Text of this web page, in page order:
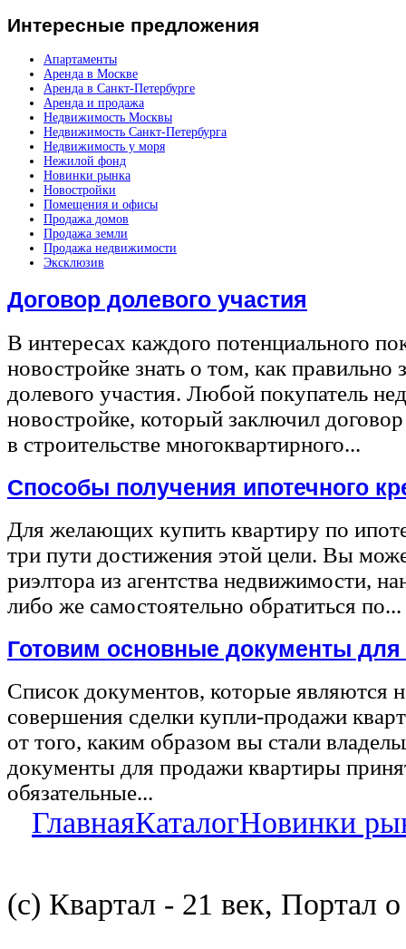
Интересные предложения
Апартаменты
Аренда в Москве
Аренда в Санкт-Петербурге
Аренда и продажа
Недвижимость Москвы
Недвижимость Санкт-Петербурга
Недвижимость у моря
Нежилой фонд
Новинки рынка
Новостройки
Помещения и офисы
Продажа домов
Продажа земли
Продажа недвижимости
Эксклюзив
Договор долевого участия
В интересах каждого потенциального
новостройке знать о том, как правильно
долевого участия. Любой покупатель
новостройке, который заключил
в строительстве многоквартирного...
Способы получения ипотечного
Для желающих купить квартиру по
три пути достижения этой цели. Вы
риэлтора из агентства недвижимости,
либо же самостоятельно обратиться по...
Готовим основные документы
Список документов, которые являются
совершения сделки купли-продажи
от того, каким образом вы стали
документы для продажи квартиры
обязательные...
ГлавнаяКаталогНовинки
(с) Квартал - 21 век, Портал